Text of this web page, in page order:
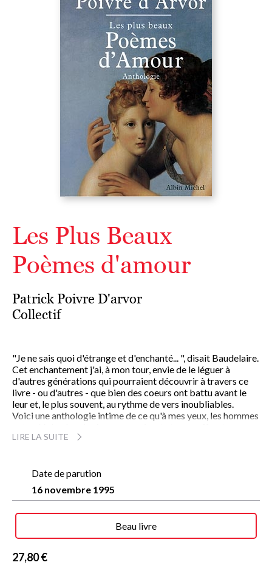
Les Plus Beaux
Poèmes d'amour
Patrick Poivre D'arvor
Collectif
"Je ne sais quoi d'étrange et d'enchanté... ", disait Baudelaire.
Cet enchantement j'ai, à mon tour, envie de le léguer à
d'autres générations qui pourraient découvrir à travers ce
livre - ou d'autres - que bien des coeurs ont battu avant le
leur et, le plus souvent, au rythme de vers inoubliables.
Voici une anthologie intime de ce qu'à mes yeux, les hommes
N'est-ce pas souvent de la douleur que naissent les chants
Mon amour il ne reste plus
Que les mots notre rouge à lèvres
Le jour qui sans espoir se lève.
Patrick Poivre d'Arvor
De François Villon à Arthur Rimbaud, de Lamartine à
LIRE LA SUITE
Date de parution
16 novembre 1995
Beau livre
27,80 €